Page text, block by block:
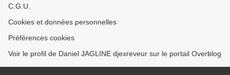
C.G.U.
Cookies et données personnelles
Préférences cookies
Voir le profil de Daniel JAGLINE djexreveur sur le portail Overblog